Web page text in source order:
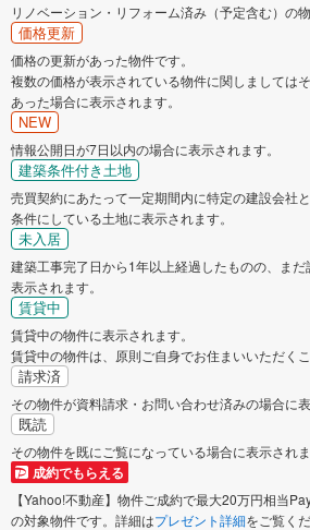
リノベーション・リフォーム済み（予定含む）の
価格更新
価格の更新があった物件です。
複数の価格が表示されている物件に関しましては
あった場合に表示されます。
NEW
情報公開日が7日以内の場合に表示されます。
建築条件付き土地
売買契約にあたって一定期間内に特定の建設会社
条件にしている土地に表示されます。
未入居
建築工事完了日から1年以上経過したものの、ま
表示されます。
賃貸中
賃貸中の物件に表示されます。
賃貸中の物件は、原則ご自身でお住まいいただくこ
請求済
その物件が資料請求・お問い合わせ済みの場合に表
既読
その物件を既にご覧になっている場合に表示されま
成約でもらえる
【Yahoo!不動産】物件ご成約で最大20万円相当
の対象物件です。詳細はプレゼント詳細をご覧くだ